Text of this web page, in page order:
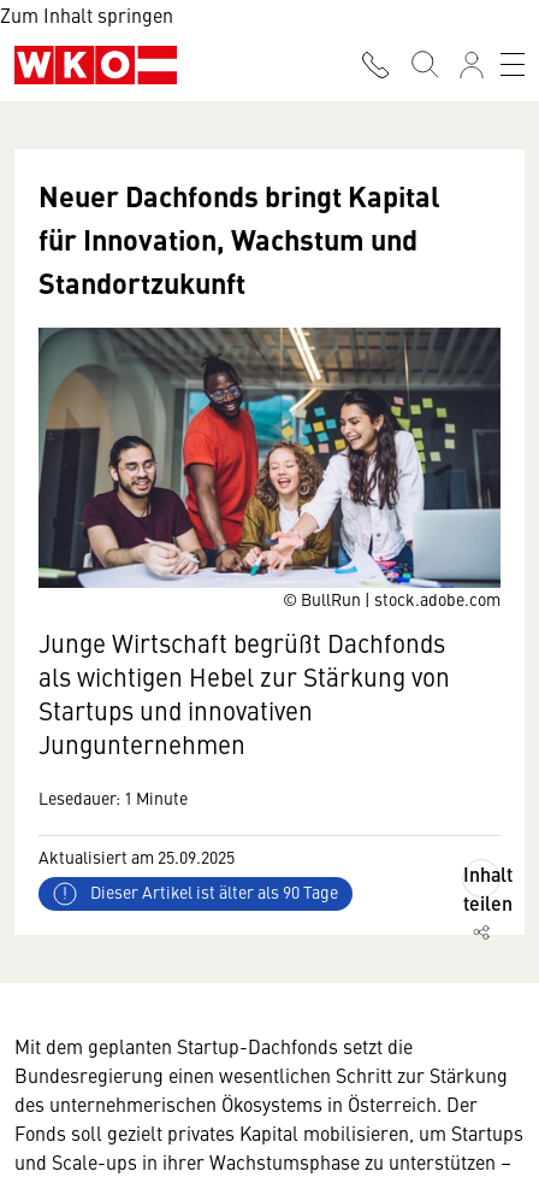
Zum Inhalt springen
© BullRun | stock.adobe.com
Neuer Dachfonds bringt Kapital
für Innovation, Wachstum und
Standortzukunft
Junge Wirtschaft begrüßt Dachfonds
als wichtigen Hebel zur Stärkung von
Startups und innovativen
Jungunternehmen
Lesedauer: 1 Minute
Aktualisiert am 25.09.2025
Dieser Artikel ist älter als 90 Tage
Inhalt
teilen
Mit dem geplanten Startup-Dachfonds setzt die
Bundesregierung einen wesentlichen Schritt zur Stärkung
des unternehmerischen Ökosystems in Österreich. Der
Fonds soll gezielt privates Kapital mobilisieren, um Startups
und Scale-ups in ihrer Wachstumsphase zu unterstützen –